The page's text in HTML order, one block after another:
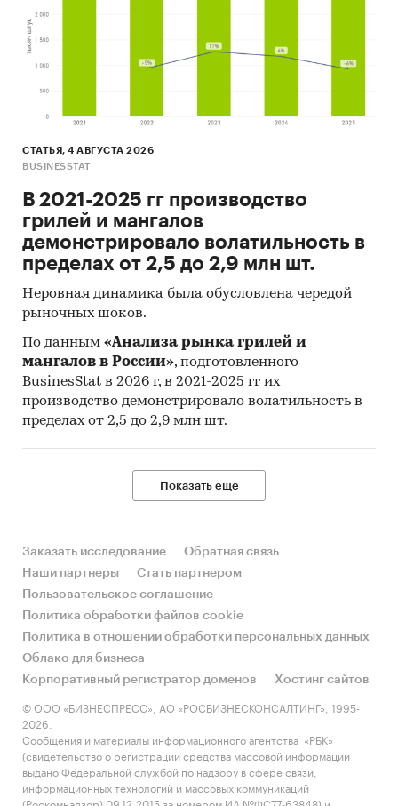
СТАТЬЯ, 4 АВГУСТА 2026
BUSINESSTAT
В 2021-2025 гг производство
грилей и мангалов
демонстрировало волатильность в
пределах от 2,5 до 2,9 млн шт.
Неровная динамика была обусловлена чередой
рыночных шоков.
По данным «Анализа рынка грилей и
мангалов в России», подготовленного
BusinesStat в 2026 г, в 2021-2025 гг их
производство демонстрировало волатильность в
пределах от 2,5 до 2,9 млн шт.
Показать еще
Заказать исследование
Обратная связь
Наши партнеры
Стать партнером
Пользовательское соглашение
Политика обработки файлов cookie
Политика в отношении обработки персональных данных
Облако для бизнеса
Корпоративный регистратор доменов
Хостинг сайтов
© ООО «БИЗНЕСПРЕСС», АО «РОСБИЗНЕСКОНСАЛТИНГ», 1995-
2026.
Сообщения и материалы информационного агентства «РБК»
(свидетельство о регистрации средства массовой информации
выдано Федеральной службой по надзору в сфере связи,
информационных технологий и массовых коммуникаций